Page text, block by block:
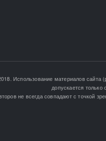
Использование материалов сайта
допускается
не всегда совпадают с точкой